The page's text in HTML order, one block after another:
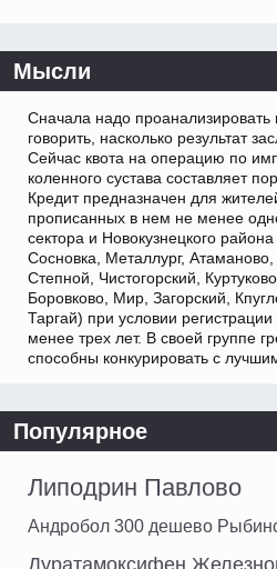
Мысли
Сначала надо проанализировать
говорить, насколько результат
Сейчас квота на операцию по
коленного сустава составляет
Кредит предназначен для
прописанных в нем не менее
сектора и Новокузнецкого
Сосновка, Металлург, Атаманово,
Степной, Чистогорский,
Боровково, Мир, Загорский,
Таргай) при условии
менее трех лет. В своей группе
способны конкурировать с
Популярное
Липодрин Павлово
Андробол 300 дешево